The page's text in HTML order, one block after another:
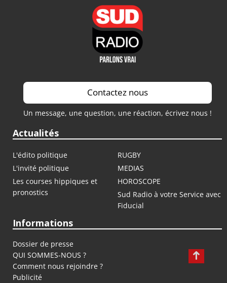
Contactez nous
Un message, une question, une réaction, écrivez nous !
Actualités
L'édito politique
RUGBY
L'invité politique
MEDIAS
Les courses hippiques et
pronostics
HOROSCOPE
Sud Radio à votre Service avec
Fiducial
Informations
Dossier de presse
QUI SOMMES-NOUS ?
Comment nous rejoindre ?
Publicité